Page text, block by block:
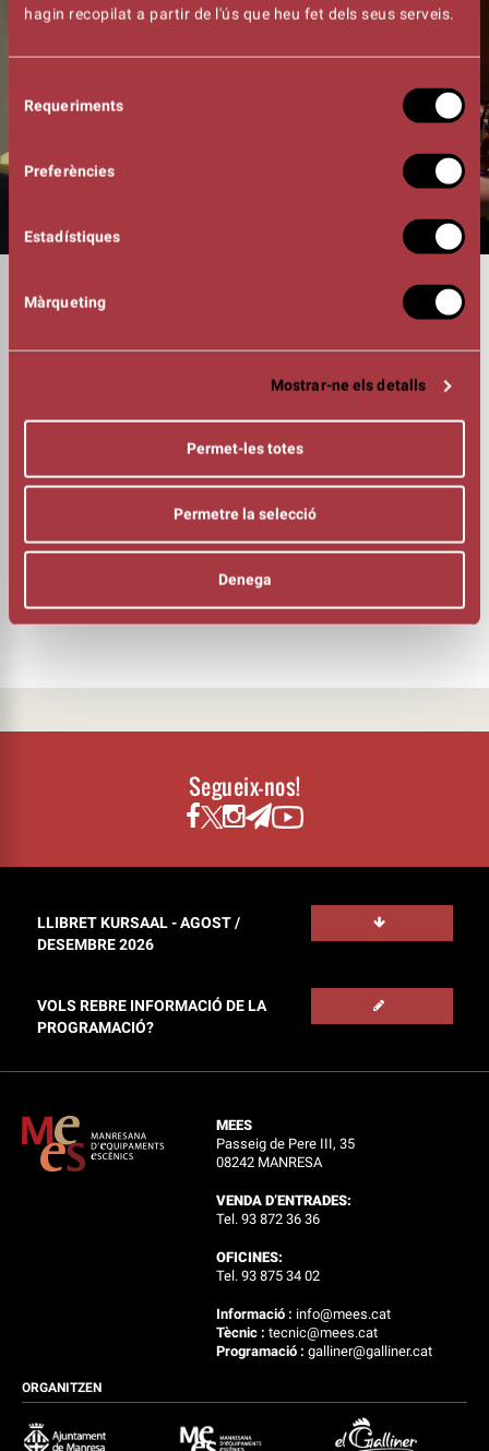
hagin recopilat a partir de l'ús que heu fet dels seus serveis.
Requeriments
Preferències
Estadístiques
Màrqueting
Mostrar-ne els detalls
Permet-les totes
Permetre la selecció
Denega
01:30h
Marcel Sabaté, direcció
Xavi de la Iglesia (guitarra i veu)
Vassil Lambrinov (violí)
Manuel Krapovickas (contrabaix i
AMB EL SUPORT
Segueix-nos!
LLIBRET KURSAAL - AGOST /
DESEMBRE 2026
VOLS REBRE INFORMACIÓ DE LA
PROGRAMACIÓ?
MEES
Passeig de Pere III, 35
08242 MANRESA
VENDA D’ENTRADES:
Tel. 93 872 36 36
OFICINES:
Tel. 93 875 34 02
Informació : info@mees.cat
Tècnic :tecnic@mees.cat
Programació :galliner@galliner.cat
ORGANITZEN